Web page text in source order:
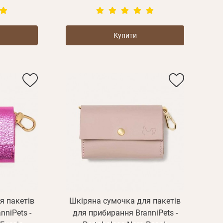
Купити
пакетів
-
Шкіряна сумочка для пакетів
для прибирання BranniPets -
Повторіть